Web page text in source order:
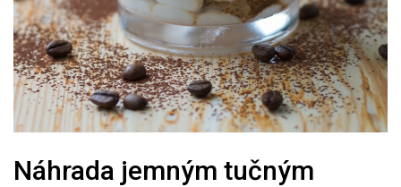
Náhrada jemným tučným